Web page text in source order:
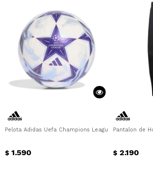
Pelota Adidas Uefa Champions League Adidas -
$ 1.590
Pantalon de
$ 2.190